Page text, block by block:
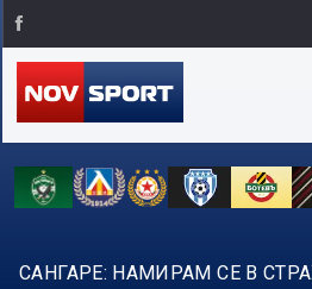
САНГАРЕ: НАМИРАМ СЕ В